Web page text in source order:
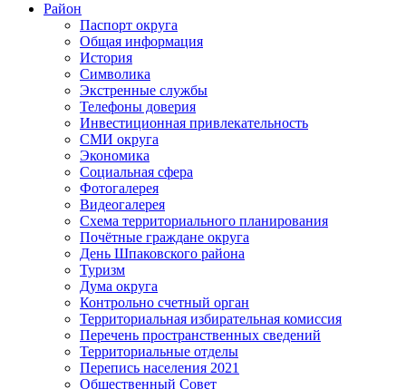
Район
Паспорт округа
Общая информация
История
Символика
Экстренные службы
Телефоны доверия
Инвестиционная привлекательность
СМИ округа
Экономика
Социальная сфера
Фотогалерея
Видеогалерея
Схема территориального планирования
Почётные граждане округа
День Шпаковского района
Туризм
Дума округа
Контрольно счетный орган
Территориальная избирательная комиссия
Перечень пространственных сведений
Территориальные отделы
Перепись населения 2021
Общественный Совет